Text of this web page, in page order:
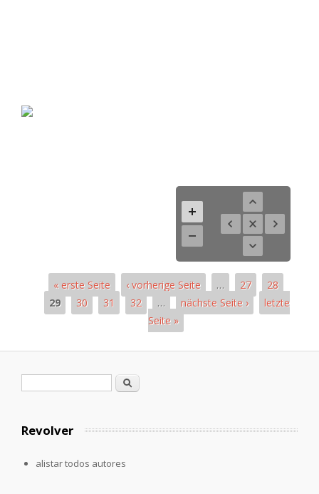
« erste Seite ‹ vorherige Seite … 27
28
29
30 31 32 … nächste Seite ›
letzte
Seite »
Formulario de búsqueda
Buscar
Revolver
alistar todos autores